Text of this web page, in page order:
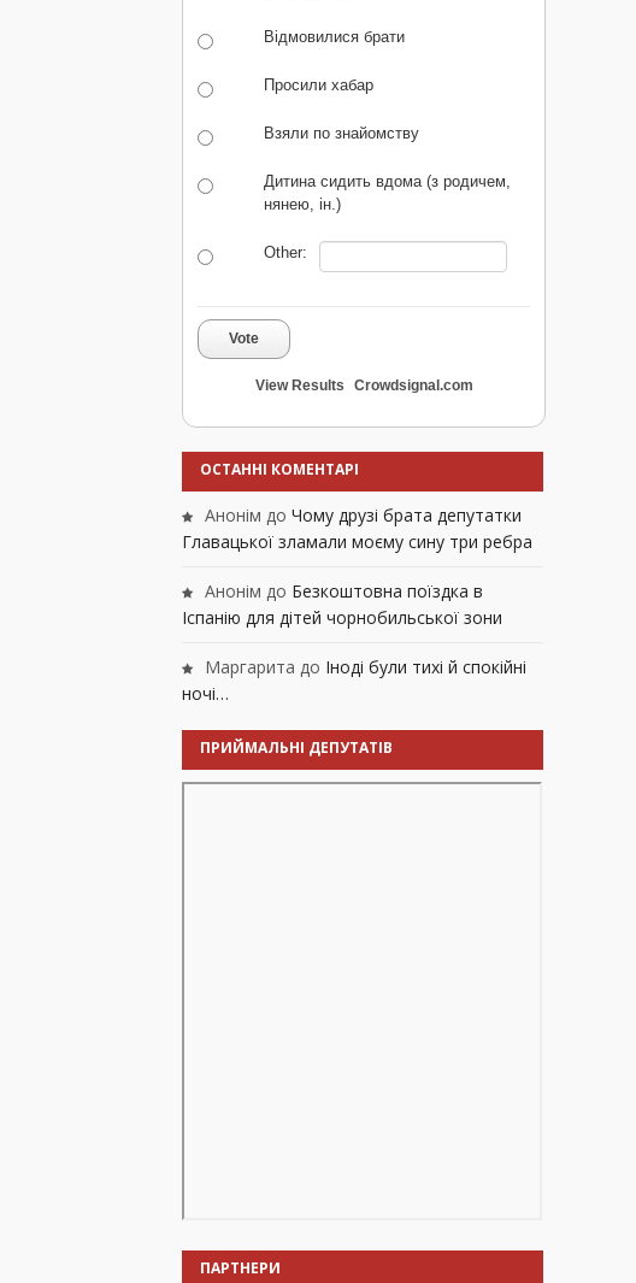
Відмовилися брати
Просили хабар
Взяли по знайомству
Дитина сидить вдома (з родичем,
нянею, ін.)
Other:
Vote
View Results Crowdsignal.com
ОСТАННІ КОМЕНТАРІ
Анонім до Чому друзі брата депутатки
Главацької зламали моєму сину три ребра
Анонім до Безкоштовна поїздка в
Іспанію для дітей чорнобильської зони
Маргарита до Іноді були тихі й спокійні
ночі…
ПРИЙМАЛЬНІ ДЕПУТАТІВ
ПАРТНЕРИ